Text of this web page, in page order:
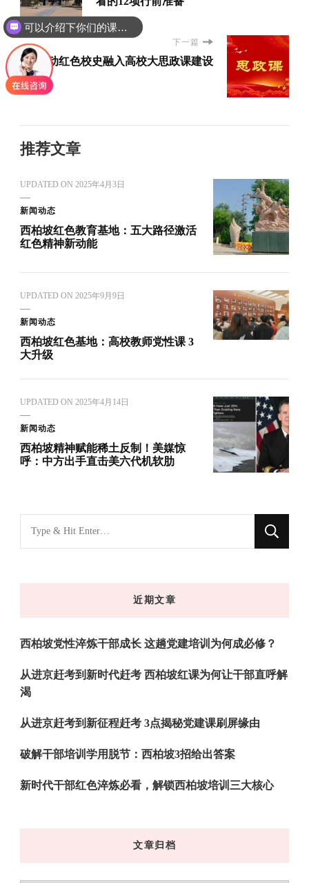
下一篇
推动红色校史融入高校大思政课建设
推荐文章
UPDATED ON 2025年4月3日
新闻动态
西柏坡红色教育基地：五大路径激活
红色精神新动能
UPDATED ON 2025年9月9日
新闻动态
西柏坡红色基地：高校教师党性课 3
大升级
UPDATED ON 2025年4月14日
新闻动态
西柏坡精神赋能稀土反制！美媒惊
呼：中方出手直击美六代机软肋
什
近期文章
西柏坡党性淬炼干部成长 这趟党建培训为何成必修？
从进京赶考到新时代赶考 西柏坡红课为何让干部直呼解
渴
从进京赶考到新征程赶考 3点揭秘党建课刷屏缘由
破解干部培训学用脱节：西柏坡3招给出答案
新时代干部红色淬炼必看，解锁西柏坡培训三大核心
文章归档